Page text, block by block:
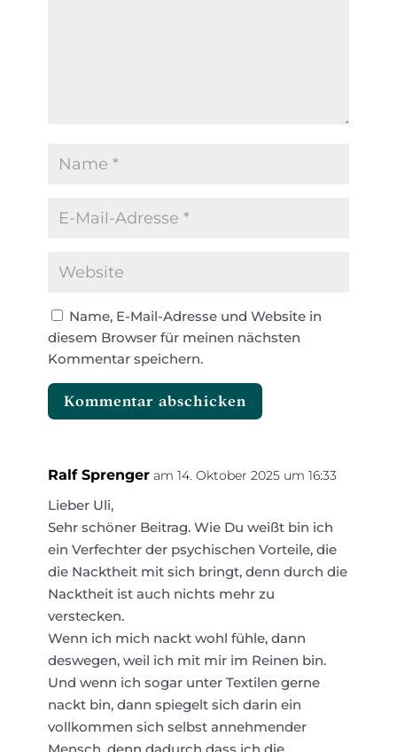
Ralf Sprenger am 14. Oktober 2025 um 16:33
Lieber Uli,
Sehr schöner Beitrag. Wie Du weißt bin ich
ein Verfechter der psychischen Vorteile, die
die Nacktheit mit sich bringt, denn durch die
Nacktheit ist auch nichts mehr zu
verstecken.
Wenn ich mich nackt wohl fühle, dann
deswegen, weil ich mit mir im Reinen bin.
Und wenn ich sogar unter Textilen gerne
nackt bin, dann spiegelt sich darin ein
vollkommen sich selbst annehmender
Name, E-Mail-Adresse und Website in
diesem Browser für meinen nächsten
Kommentar speichern.
Kommentar abschicken